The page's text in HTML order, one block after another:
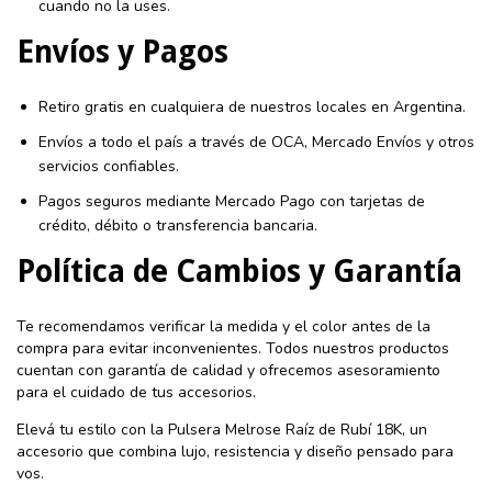
cuando no la uses.
Envíos y Pagos
Retiro gratis en cualquiera de nuestros locales en Argentina.
Envíos a todo el país a través de OCA, Mercado Envíos y otros
servicios confiables.
Pagos seguros mediante Mercado Pago con tarjetas de
crédito, débito o transferencia bancaria.
Política de Cambios y Garantía
Te recomendamos verificar la medida y el color antes de la
compra para evitar inconvenientes. Todos nuestros productos
cuentan con garantía de calidad y ofrecemos asesoramiento
para el cuidado de tus accesorios.
Elevá tu estilo con la Pulsera Melrose Raíz de Rubí 18K, un
accesorio que combina lujo, resistencia y diseño pensado para
vos.